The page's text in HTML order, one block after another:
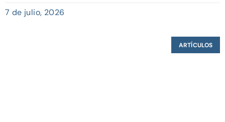
7 de julio, 2026
ARTÍCULOS